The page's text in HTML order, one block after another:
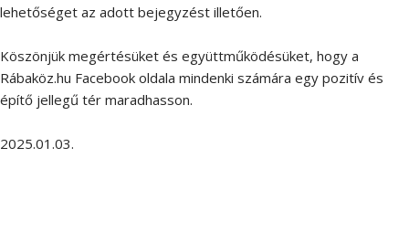
lehetőséget az adott bejegyzést illetően.
Köszönjük megértésüket és együttműködésüket, hogy a
Rábaköz.hu Facebook oldala mindenki számára egy pozitív és
építő jellegű tér maradhasson.
2025.01.03.